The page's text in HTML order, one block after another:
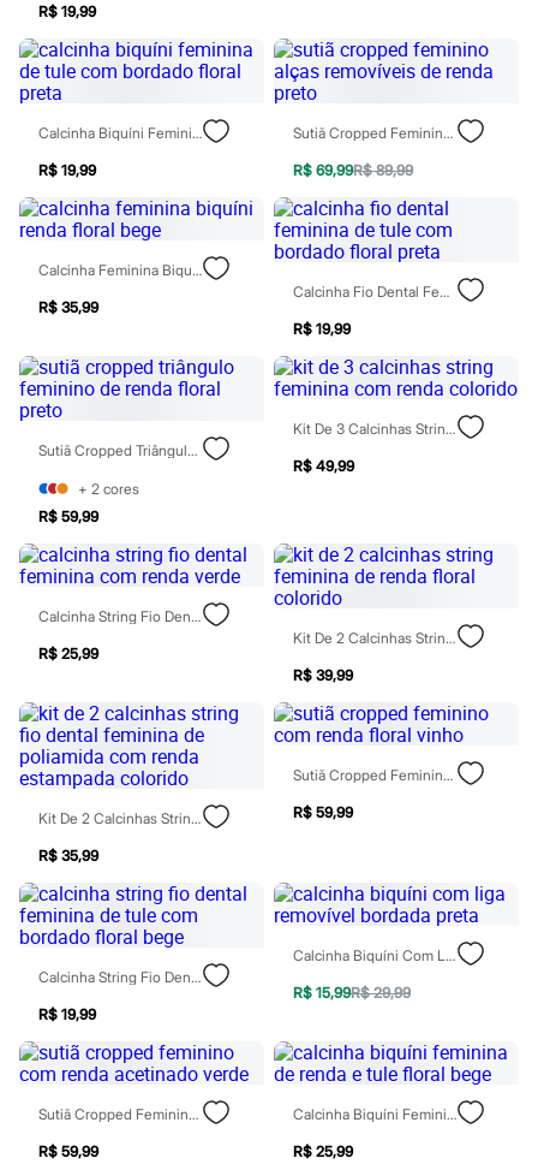
Blusas e Camisetas
Calças
Casacos e Jaquetas
Jeans
Moda esportiva
Shorts e Saias
Vestidos
Masculino
Dia dos Pais
Inverno
Roupas
Bermudas
Camisas
Camisetas e Regatas
Casacos e Jaquetas
Jeans
Polos
Acessórios
Chapéus e Bonés
Cintos
Óculos
Relógios
Botas
Chinelos
Sapatos
Tênis
Moda esportiva
Acessórios
Bermudas
Camisetas
Calças
Regatas
Moda íntima
Cuecas
Meias
Pijamas
Moda praia
Personagens
Plus size
Calças
Camisas
Jeans
Moda esportiva
Shorts e Bermudas
R$ 19,99
Calcinha Biquíni Feminina De Tule Com Bordado Floral Preta
R$ 19,99
Sutiã Cropped Feminino Alças Removíveis De Renda Preto
R$ 69,99R$ 89,99
Calcinha Feminina Biquíni Renda Floral Bege
R$ 35,99
Calcinha Fio Dental Feminina De Tule Com Bordado Floral Preta
R$ 19,99
Sutiã Cropped Triângulo Feminino De Renda Floral Preto
+ 2 cores
R$ 59,99
Kit De 3 Calcinhas String Feminina Com Renda Colorido
R$ 49,99
Calcinha String Fio Dental Feminina Com Renda Verde
R$ 25,99
Kit De 2 Calcinhas String Feminina De Renda Floral Colorido
R$ 39,99
Kit De 2 Calcinhas String Fio Dental Feminina De Poliamida Com Renda Estampada Colorido
R$ 35,99
Sutiã Cropped Feminino Com Renda Floral Vinho
R$ 59,99
Calcinha String Fio Dental Feminina De Tule Com Bordado Floral Bege
R$ 19,99
Calcinha Biquíni Com Liga Removível Bordada Preta
R$ 15,99R$ 29,99
Sutiã Cropped Feminino Com Renda Acetinado Verde
R$ 59,99
Calcinha Biquíni Feminina De Renda E Tule Floral Bege
R$ 25,99